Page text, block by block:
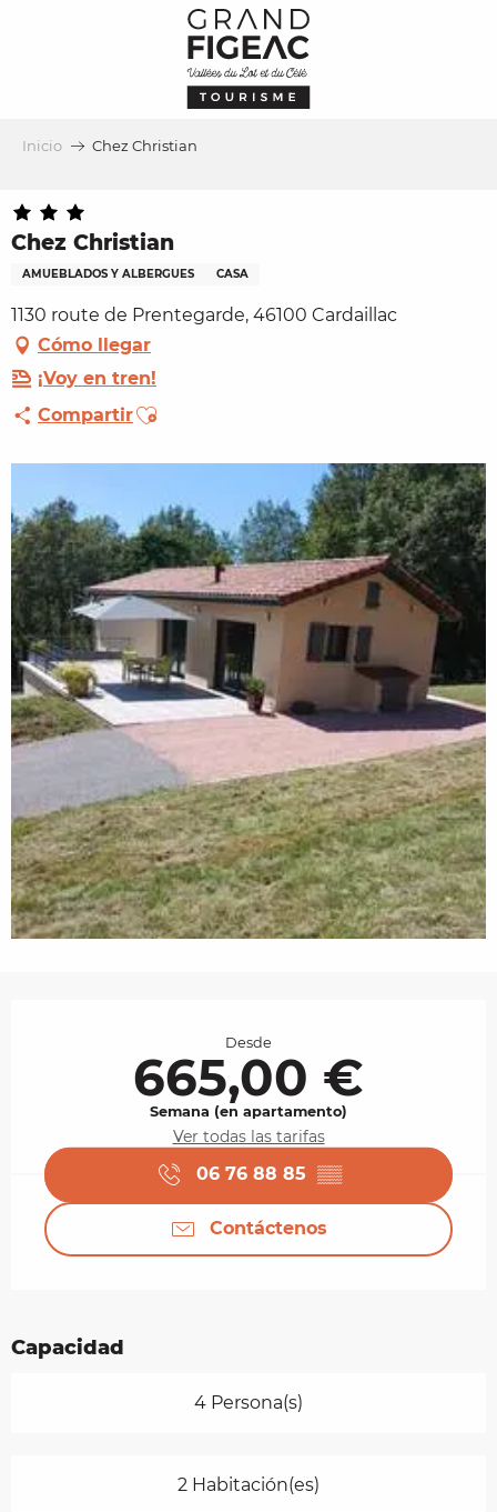
Inicio Chez Christian
Chez Christian
AMUEBLADOS Y ALBERGUES CASA
1130 route de Prentegarde, 46100 Cardaillac
Cómo llegar
¡Voy en tren!
CompartirAjouter aux favoris
Desde
665,00 €
Semana (en apartamento)
Ver todas las tarifas
06 76 88 85 ▒▒
Contáctenos
Capacidad
4 Persona(s)
2 Habitación(es)